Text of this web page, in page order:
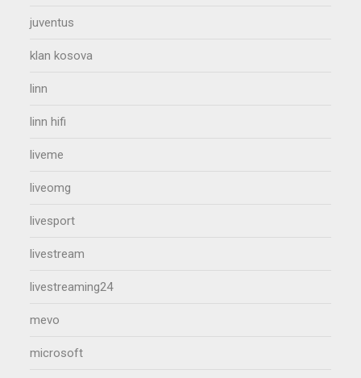
juventus
klan kosova
linn
linn hifi
liveme
liveomg
livesport
livestream
livestreaming24
mevo
microsoft